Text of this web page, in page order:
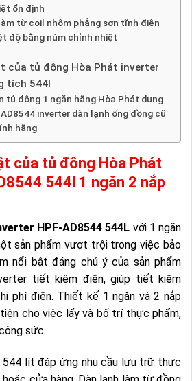
ổn định
từ coil nhôm phẳng sơn tĩnh điện
độ bằng núm chỉnh nhiệt
của tủ đông Hòa Phát inverter
tích 544l
tủ đông 1 ngăn hãng Hòa Phát dung
inverter dàn lạnh ống đồng cũ
hãng
của tủ đông Hòa Phát
544l 1 ngăn 2 nắp
HPF-AD8544 544L với 1 ngăn
sản phẩm vượt trội trong việc bảo
nổi bật đáng chú ý của sản phẩm
tiết kiệm điện, giúp tiết kiệm
phí điện. Thiết kế 1 ngăn và 2 nắp
cho việc lấy và bố trí thực phẩm,
sức.
544 lít đáp ứng nhu cầu lưu trữ thực